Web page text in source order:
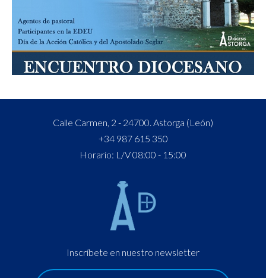
Calle Carmen, 2 - 24700. Astorga (León)
+34 987 615 350
Horario: L/V 08:00 - 15:00
Inscríbete en nuestro newsletter